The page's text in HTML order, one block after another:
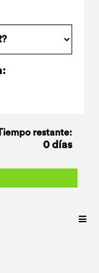
restante:
0 días